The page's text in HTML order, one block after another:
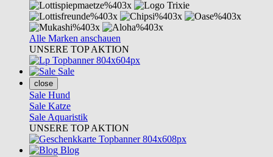
Alle Marken anschauen
UNSERE TOP AKTION
Sale
close
Sale Hund
Sale Katze
Sale Aquaristik
UNSERE TOP AKTION
Blog